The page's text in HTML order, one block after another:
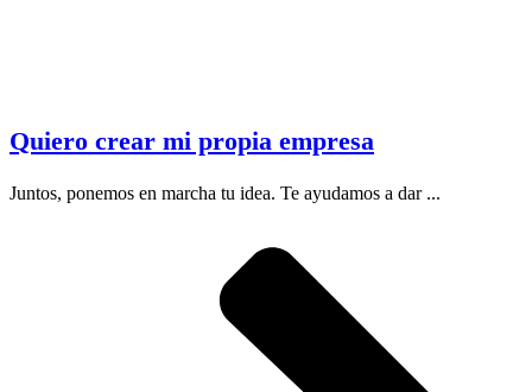
Quiero crear mi propia empresa
Juntos, ponemos en marcha tu idea. Te ayudamos a dar ...